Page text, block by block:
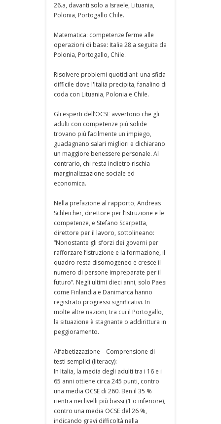
26.a, davanti solo a Israele, Lituania,
Polonia, Portogallo Chile.
Matematica: competenze ferme alle
operazioni di base: Italia 28.a seguita da
Polonia, Portogallo, Chile.
Risolvere problemi quotidiani: una sfida
difficile dove l'Italia precipita, fanalino di
coda con Lituania, Polonia e Chile.
Gli esperti dell’OCSE avvertono che gli
adulti con competenze più solide
trovano più facilmente un impiego,
guadagnano salari migliori e dichiarano
un maggiore benessere personale. Al
contrario, chi resta indietro rischia
marginalizzazione sociale ed
economica.
Nella prefazione al rapporto, Andreas
Schleicher, direttore per l’istruzione e le
competenze, e Stefano Scarpetta,
direttore per il lavoro, sottolineano:
“Nonostante gli sforzi dei governi per
rafforzare l’istruzione e la formazione, il
quadro resta disomogeneo e cresce il
numero di persone impreparate per il
futuro”. Negli ultimi dieci anni, solo Paesi
come Finlandia e Danimarca hanno
registrato progressi significativi. In
molte altre nazioni, tra cui il Portogallo,
la situazione è stagnante o addirittura in
peggioramento.
Alfabetizzazione – Comprensione di
testi semplici (literacy):
In Italia, la media degli adulti tra i 16 e i
65 anni ottiene circa 245 punti, contro
una media OCSE di 260. Ben il 35 %
rientra nei livelli più bassi (1 o inferiore),
contro una media OCSE del 26 %,
indicando gravi difficoltà nella